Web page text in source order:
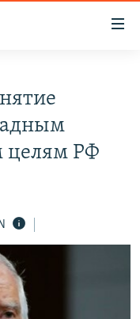
СОПРОТИВЛЕНИЯ
целям РФ